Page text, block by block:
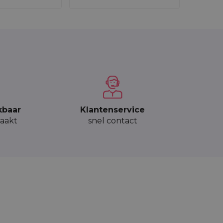
Klantenservice
snel contact